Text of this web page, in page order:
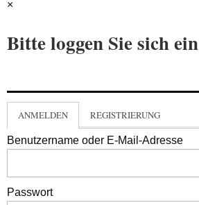
×
Bitte loggen Sie sich ein
ANMELDEN REGISTRIERUNG
Benutzername oder E-Mail-Adresse
Passwort